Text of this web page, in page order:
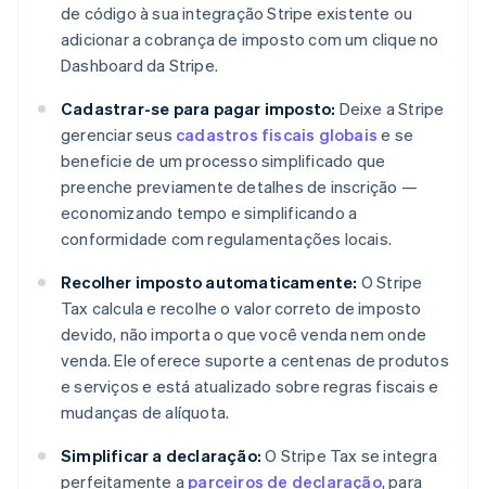
de código à sua integração Stripe existente ou
adicionar a cobrança de imposto com um clique no
Dashboard da Stripe.
Cadastrar-se para pagar imposto: Deixe a Stripe
gerenciar seus cadastros fiscais globais e se
beneficie de um processo simplificado que
preenche previamente detalhes de inscrição —
economizando tempo e simplificando a
conformidade com regulamentações locais.
Recolher imposto automaticamente: O Stripe
Tax calcula e recolhe o valor correto de imposto
devido, não importa o que você venda nem onde
venda. Ele oferece suporte a centenas de produtos
e serviços e está atualizado sobre regras fiscais e
mudanças de alíquota.
Simplificar a declaração: O Stripe Tax se integra
perfeitamente a parceiros de declaração, para